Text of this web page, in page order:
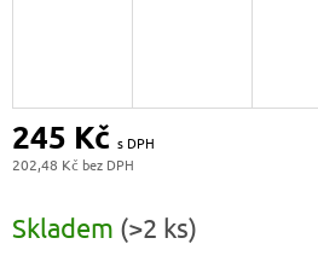
245 Kč
202,48 Kč
cena:
Skladem (>2 ks)